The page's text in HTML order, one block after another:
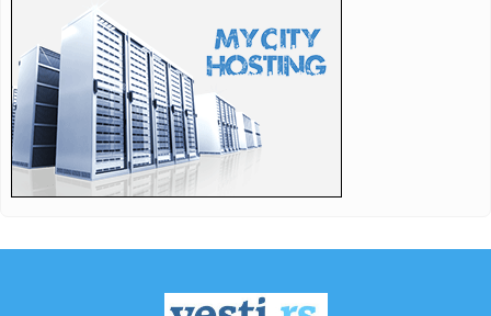
23:46:KLADIONICE OTPISALE SLOVENCE: Zvezda ogroman favorit
u majstorici...
23:41:Italijanski evrovizijski predstavnik otkazao nastup! Sve se
desil...
23:27:VIDEO: Test BYD Atto 2 DM-i